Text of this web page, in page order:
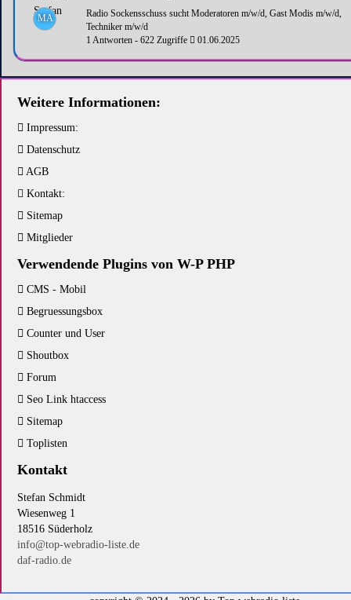
MA
Radio Sockensschuss sucht Moderatoren m/w/d, Gast Modis m/w/d,
Techniker m/w/d
1 Antworten - 622 Zugriffe
01.06.2025
Weitere Informationen:
Impressum:
Datenschutz
AGB
Kontakt:
Sitemap
Mitglieder
Verwendende Plugins von W-P PHP
CMS - Mobil
Begruessungsbox
Counter und User
Shoutbox
Forum
Seo Link htaccess
Sitemap
Toplisten
Kontakt
Stefan Schmidt
Wiesenweg 1
18516 Süderholz
info@top-webradio-liste.de
daf-radio.de